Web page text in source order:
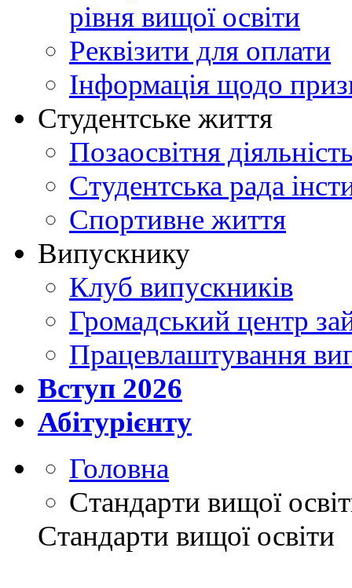
рівня вищої освіти
Реквізити для оплати
Інформація щодо
Студентське життя
Позаосвітня
Студентська рада
Спортивне життя
Випускнику
Клуб випускників
Громадський центр
Працевлаштування
Вступ 2026
Абітурієнту
Головна
Стандарти вищої
Стандарти вищої освіти